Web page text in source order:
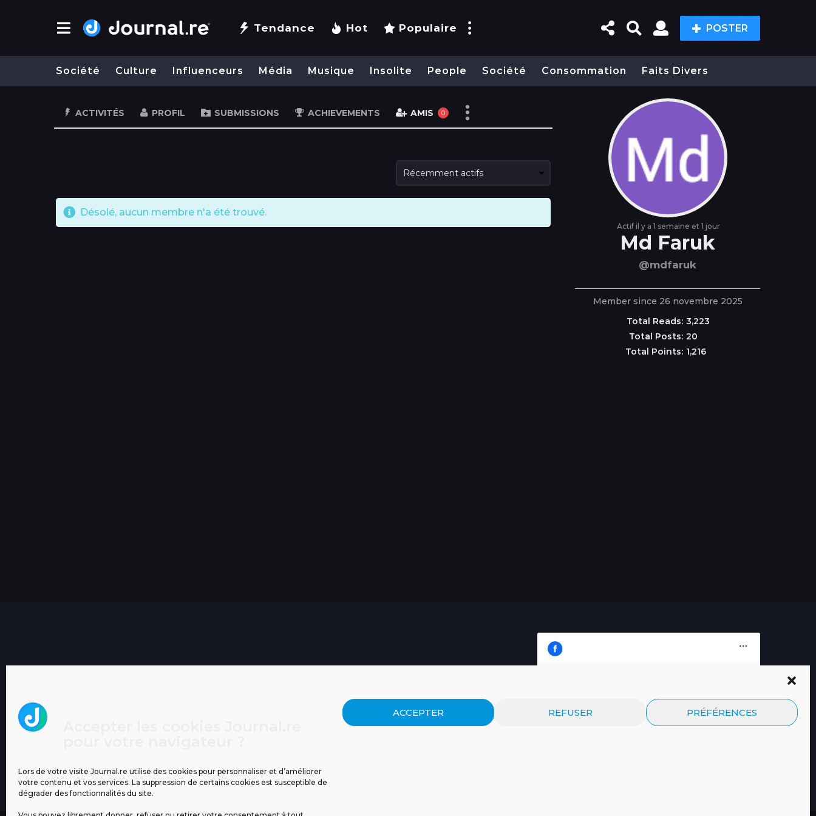
Lors de votre visite Journal.re utilise des cookies pour personnaliser et d’améliorer
votre contenu et vos services. La suppression de certains cookies est susceptible de
dégrader des fonctionnalités du site.
ACCEPTER REFUSER PRÉFÉRENCES
Tendance Hot Populaire POSTER
Société Culture Influenceurs Média Musique Insolite People Société Consommation Faits Divers
Actif il y a 1 semaine et 1 jour
Md Faruk
@mdfaruk
Member since 26 novembre 2025
Total Reads: 3,223
Total Posts: 20
Total Points: 1,216
ACTIVITÉS PROFIL SUBMISSIONS ACHIEVEMENTS AMIS 0
Désolé, aucun membre n'a été trouvé.
Journal.re
Cliquez pour accepter les cookies
marketing et activer ce contenu